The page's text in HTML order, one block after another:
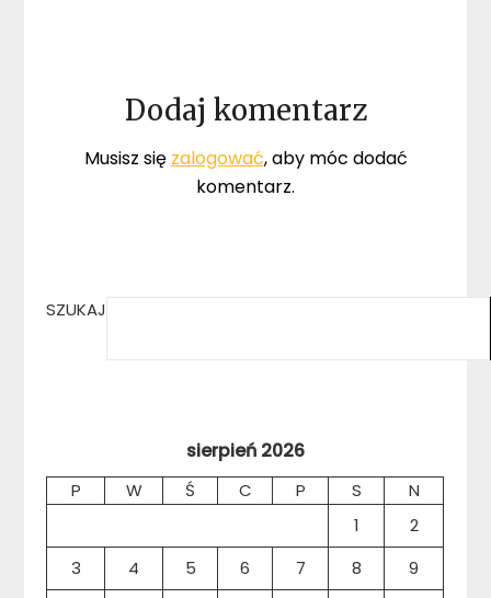
Dodaj komentarz
Musisz się zalogować, aby móc dodać
komentarz.
SZUKAJ
sierpień 2026
P W Ś C P S
N
1
2
3
4 5 6 7 8
9